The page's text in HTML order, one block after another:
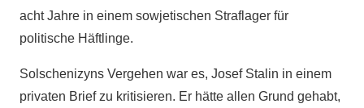
acht Jahre in einem sowjetischen Straflager für
politische Häftlinge.
Solschenizyns Vergehen war es, Josef Stalin in einem
privaten Brief zu kritisieren. Er hätte allen Grund gehabt,